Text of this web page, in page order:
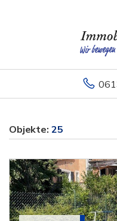
Objekte: 25